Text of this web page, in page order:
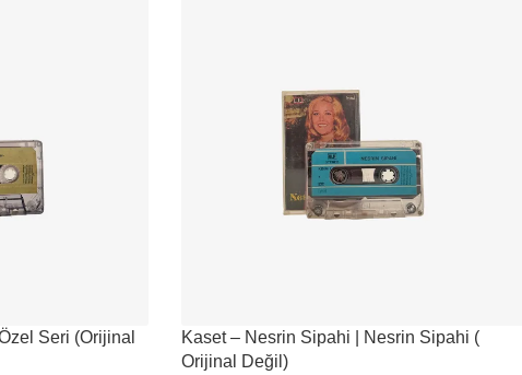
Seri (Orijinal
Kaset – Nesrin Sipahi | Nesrin Sipahi (
Orijinal Değil)